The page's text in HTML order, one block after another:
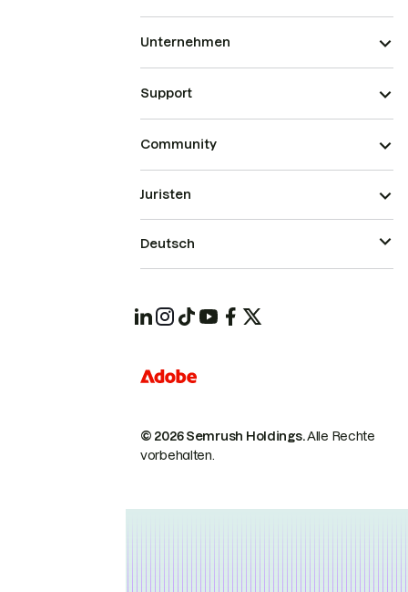
Unternehmen
Support
Community
© 2026 Semrush Holdings.Alle Rechte
vorbehalten.
Juristen
Deutsch